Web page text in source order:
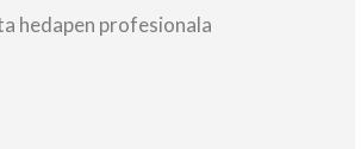
hedapen profesionala